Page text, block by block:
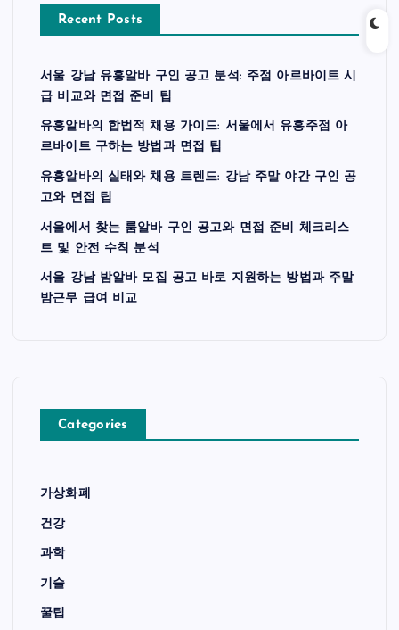
Recent Posts
서울 강남 유흥알바 구인 공고 분석: 주점 아르바이트 시
급 비교와 면접 준비 팁
유흥알바의 합법적 채용 가이드: 서울에서 유흥주점 아
르바이트 구하는 방법과 면접 팁
유흥알바의 실태와 채용 트렌드: 강남 주말 야간 구인 공
고와 면접 팁
서울에서 찾는 룸알바 구인 공고와 면접 준비 체크리스
트 및 안전 수칙 분석
서울 강남 밤알바 모집 공고 바로 지원하는 방법과 주말
밤근무 급여 비교
Categories
가상화폐
건강
과학
기술
꿀팁